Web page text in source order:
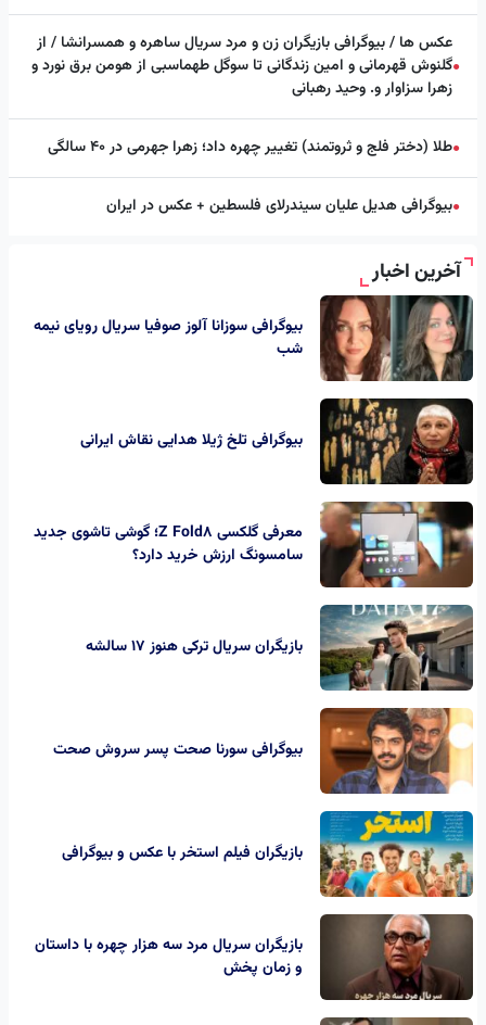
●
عکس ها / بیوگرافی بازیگران زن و مرد سریال ساهره و همسرانشا / از
گلنوش قهرمانی و امین زندگانی تا سوگل طهماسبی از هومن برق نورد و
زهرا سزاوار و. وحید رهبانی
●طلا (دختر فلج و ثروتمند) تغییر چهره داد؛ زهرا جهرمی در ۴۰ سالگی
●بیوگرافی هدیل علیان سیندرلای فلسطین + عکس در ایران
آخرین اخبار
بیوگرافی سوزانا آلوز صوفیا سریال رویای نیمه
شب
بیوگرافی تلخ ژیلا هدایی نقاش ایرانی
معرفی گلکسی Z Fold8؛ گوشی تاشوی جدید
سامسونگ ارزش خرید دارد؟
بازیگران سریال ترکی هنوز ۱۷ سالشه
بیوگرافی سورنا صحت پسر سروش صحت
بازیگران فیلم استخر با عکس و بیوگرافی
بازیگران سریال مرد سه هزار چهره با داستان
و زمان پخش